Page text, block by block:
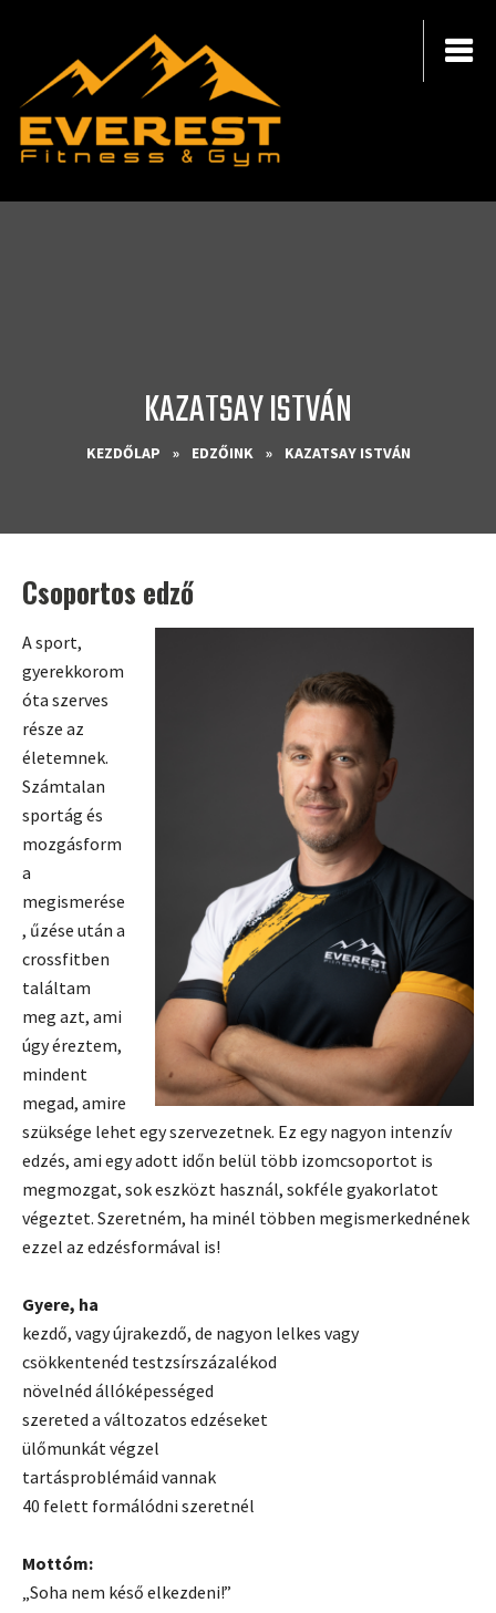
KAZATSAY ISTVÁN
KEZDŐLAP » EDZŐINK » KAZATSAY ISTVÁN
Csoportos edző
A sport,
gyerekkorom
óta szerves
része az
életemnek.
Számtalan
sportág és
mozgásform
a
megismerése
, űzése után a
crossfitben
találtam
meg azt, ami
úgy éreztem,
mindent
megad, amire
szüksége lehet egy szervezetnek. Ez egy nagyon intenzív
edzés, ami egy adott időn belül több izomcsoportot is
megmozgat, sok eszközt használ, sokféle gyakorlatot
végeztet. Szeretném, ha minél többen megismerkednének
ezzel az edzésformával is!
Gyere, ha
kezdő, vagy újrakezdő, de nagyon lelkes vagy
csökkentenéd testzsírszázalékod
növelnéd állóképességed
szereted a változatos edzéseket
ülőmunkát végzel
tartásproblémáid vannak
40 felett formálódni szeretnél
Mottóm:
„Soha nem késő elkezdeni!”